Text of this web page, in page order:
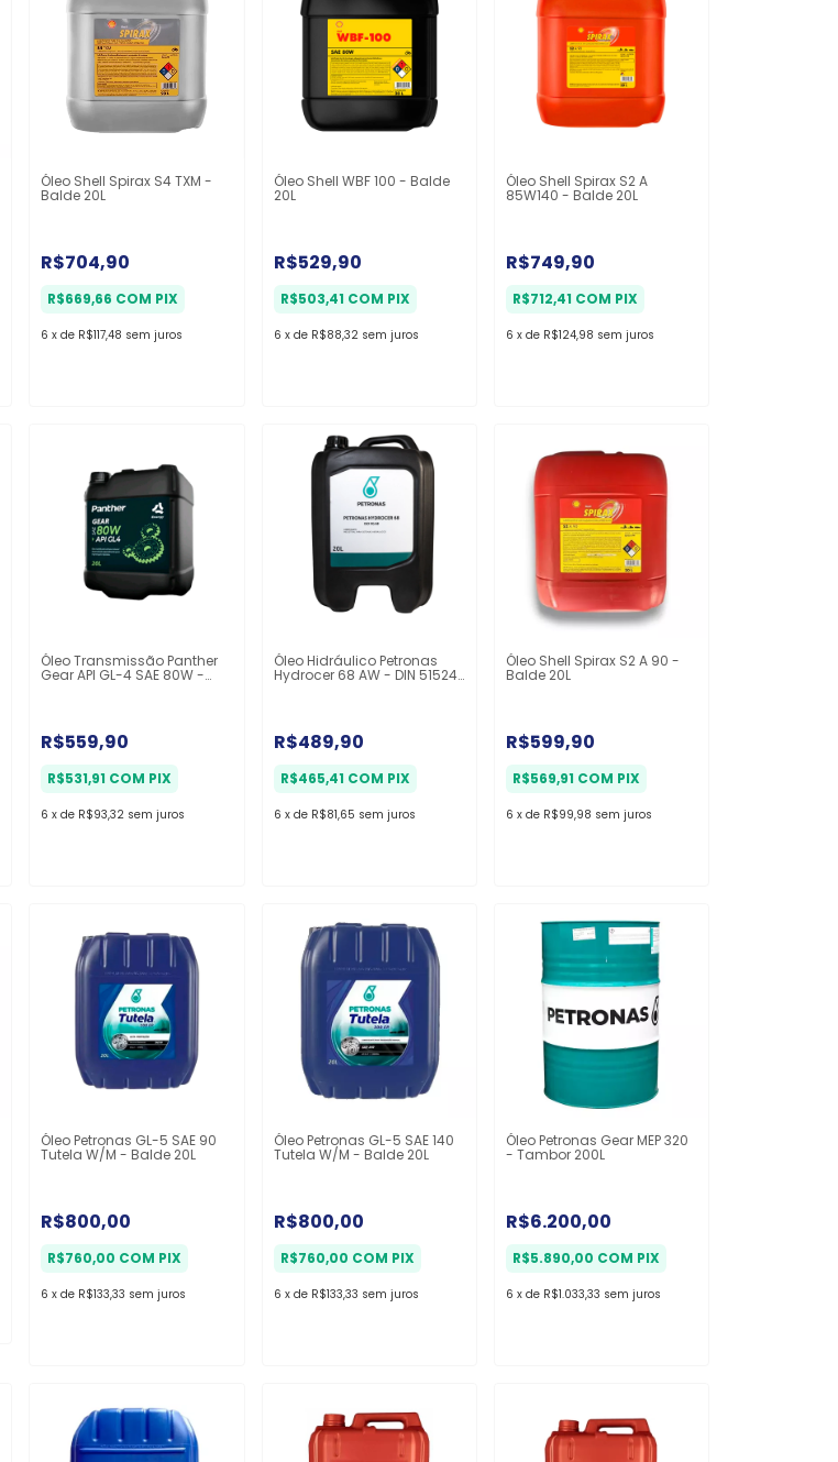
Óleo Shell Spirax S4 TXM -
Balde 20L
R$704,90
R$669,66 COM PIX
6 xde R$117,48 sem juros
Óleo Shell WBF 100 - Balde
20L
R$529,90
R$503,41 COM PIX
6 x de R$88,32 sem juros
Óleo Shell Spirax S2 A
85W140 - Balde 20L
R$749,90
R$712,41 COM PIX
6 x de R$124,98 sem juros
Óleo Transmissão Panther
Gear API GL-4 SAE 80W -
R$559,90
R$531,91 COM PIX
6 xde R$93,32 sem juros
Óleo Hidráulico Petronas
Hydrocer 68 AW - DIN 51524
HLP - Balde 20l
R$489,90
R$465,41 COM PIX
6 x de R$81,65 sem juros
Óleo Shell Spirax S2 A 90 -
Balde 20L
R$599,90
R$569,91 COM PIX
6 x de R$99,98 sem juros
Óleo Petronas GL-5 SAE 90
Tutela W/M - Balde 20L
R$800,00
R$760,00 COM PIX
6 xde R$133,33 sem juros
Óleo Petronas GL-5 SAE 140
Tutela W/M - Balde 20L
R$800,00
R$760,00 COM PIX
6 x de R$133,33 sem juros
Óleo Petronas Gear MEP 320
- Tambor 200L
R$6.200,00
R$5.890,00 COM PIX
6 x de R$1.033,33 sem juros